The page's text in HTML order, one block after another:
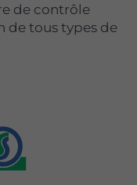
de contrôle
de tous types de